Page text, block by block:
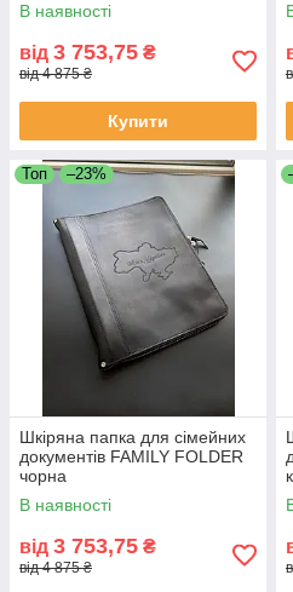
В наявності
від 3 753,75 ₴
від 4 875 ₴
Купити
Топ –23%
Шкіряна папка для сімейних
документів FAMILY FOLDER
чорна
В наявності
від 3 753,75 ₴
від 4 875 ₴